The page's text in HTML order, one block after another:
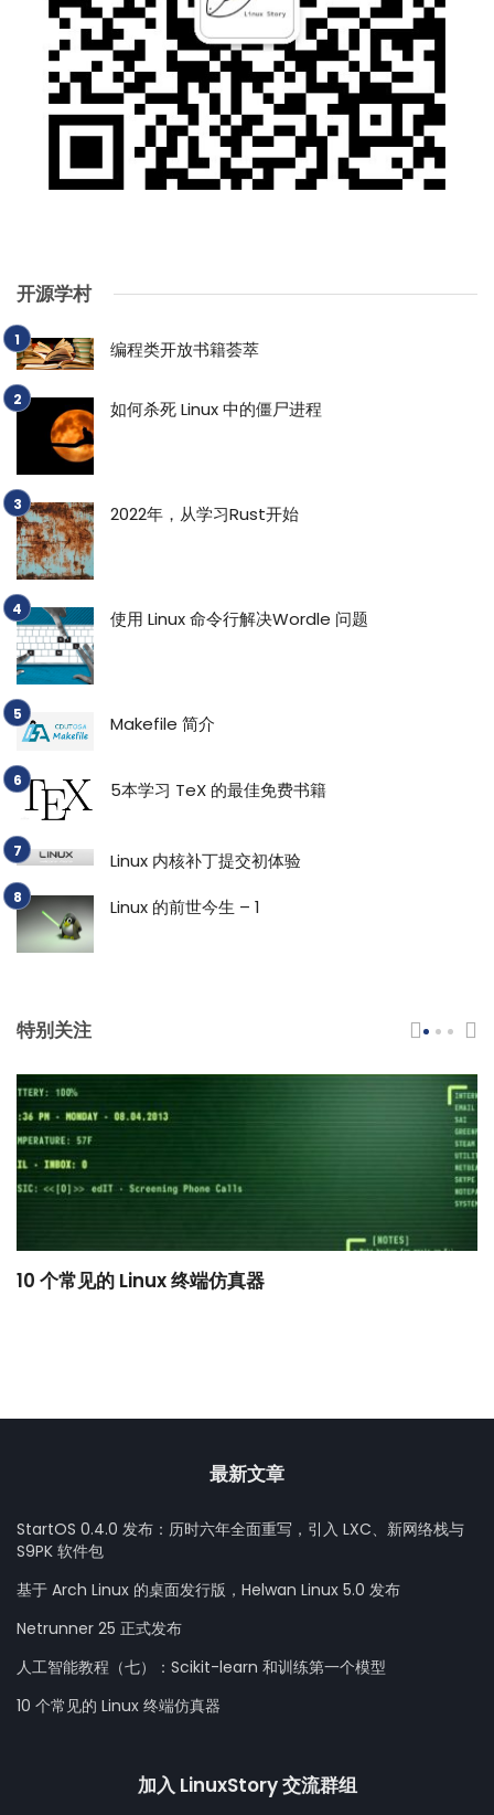
开源学村
编程类开放书籍荟萃
如何杀死 Linux 中的僵尸进程
2022年，从学习Rust开始
使用 Linux 命令行解决Wordle 问题
Makefile 简介
5本学习 TeX 的最佳免费书籍
Linux 内核补丁提交初体验
Linux 的前世今生 – 1
特别关注
10 个常见的 Linux 终端仿真器
最新文章
StartOS 0.4.0 发布：历时六年全面重写，引入 LXC、新网络栈与
S9PK 软件包
基于 Arch Linux 的桌面发行版，Helwan Linux 5.0 发布
Netrunner 25 正式发布
人工智能教程（七）：Scikit-learn 和训练第一个模型
10 个常见的 Linux 终端仿真器
加入 LinuxStory 交流群组